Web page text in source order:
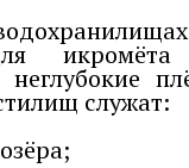
икромёта
неглубокие
служат: